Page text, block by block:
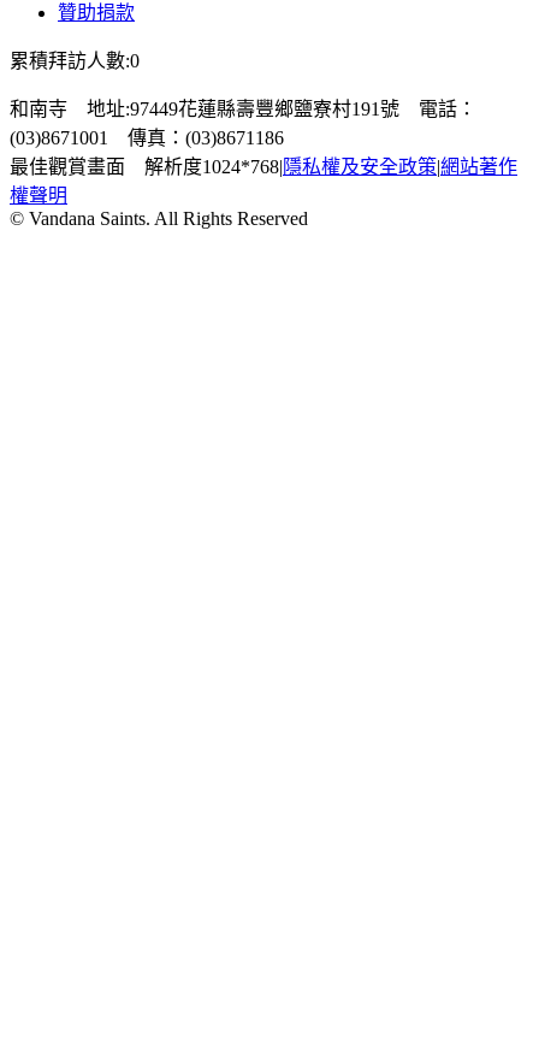
贊助捐款
累積拜訪人數:0
和南寺 地址:97449花蓮縣壽豐鄉鹽寮村191號 電話：
(03)8671001 傳真：(03)8671186
最佳觀賞畫面 解析度1024*768|隱私權及安全政策|網站著作
權聲明
© Vandana Saints. All Rights Reserved